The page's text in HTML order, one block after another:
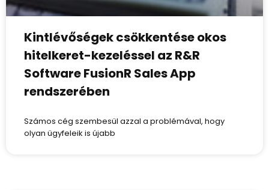
Kintlévőségek csökkentése okos
hitelkeret-kezeléssel az R&R
Software FusionR Sales App
rendszerében
Számos cég szembesül azzal a problémával, hogy
olyan ügyfeleik is újabb